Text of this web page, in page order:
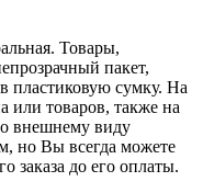
Товары,
пакет,
пластиковую сумку. На
или товаров, также на
внешнему виду
но Вы всегда можете
заказа до его оплаты.